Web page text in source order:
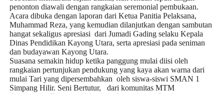
penonton diawali dengan rangkaian seremonial pembukaan.
Acara dibuka dengan laporan dari Ketua Panitia Pelaksana,
Muhammad Reza, yang kemudian dilanjutkan dengan sambutan
hangat sekaligus apresiasi dari Jumadi Gading selaku Kepala
Dinas Pendidikan Kayong Utara, serta apresiasi pada seniman
dan budayawan Kayong Utara.
Suasana semakin hidup ketika panggung mulai diisi oleh
rangkaian pertunjukan pendukung yang kaya akan warna dari
mulai Tari yang dipersembahkan oleh siswa-siswi SMAN 1
Simpang Hilir. Seni Bertutur,
dari komunitas MTM